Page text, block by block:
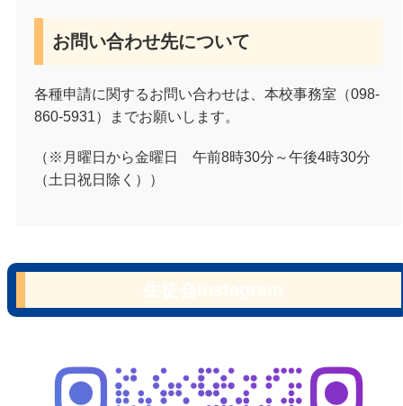
お問い合わせ先について
各種申請に関するお問い合わせは、本校事務室（098-
860-5931）までお願いします。
（※月曜日から金曜日 午前8時30分～午後4時30分
（土日祝日除く））